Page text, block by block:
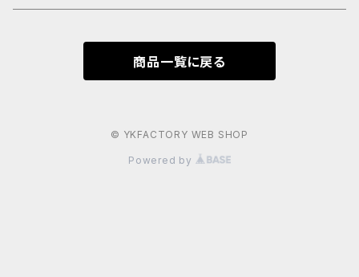
商品一覧に戻る
© YKFACTORY WEB SHOP
Powered by